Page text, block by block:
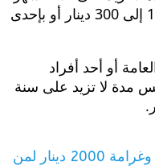
والغرامة التي تتراوح بين من 100 إلى 300 دينار أو بإحدى
أحد أفراد
تزيد على سنة